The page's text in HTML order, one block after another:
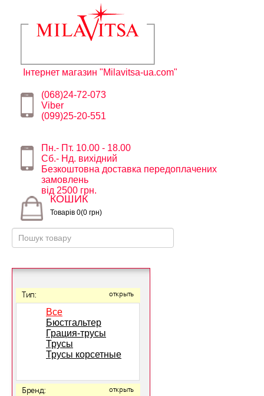
Інтернет магазин "Milavitsa-ua.com"
(068)24-72-073
Viber
(099)25-20-551
Пн.- Пт. 10.00 - 18.00
Сб.- Нд. вихідний
Безкоштовна доставка передоплачених
замовлень
від 2500 грн.
КОШИК
Товарів 0(0 грн)
Тип: открыть
Все
Бюстгальтер
Грация-трусы
Трусы
Трусы корсетные
Бренд: открыть